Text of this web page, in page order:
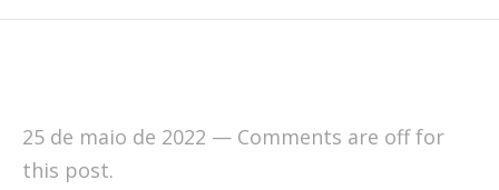
25 de maio de 2022 — Comments are off for
this post.